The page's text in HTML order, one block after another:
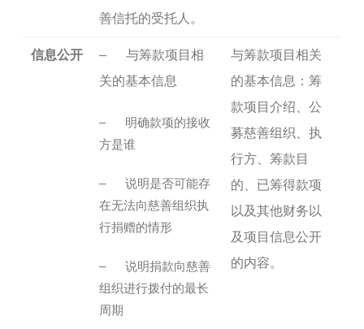
善信托的受托人。
信息公开
– 与筹款项目相
关的基本信息
– 明确款项的接收
方是谁
– 说明是否可能存
在无法向慈善组织执
行捐赠的情形
– 说明捐款向慈善
组织进行拨付的最长
周期
与筹款项目相关
的基本信息：筹
款项目介绍、公
募慈善组织、执
行方、筹款目
的、已筹得款项
以及其他财务以
及项目信息公开
的内容。